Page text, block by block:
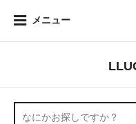
メニュー